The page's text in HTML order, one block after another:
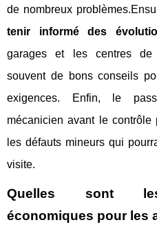
de nombreux
tenir informé des
garages et les centres de
souvent de bons conseils
exigences. Enfin, le
mécanicien avant le contrôle
les défauts mineurs qui
visite.
Quelles sont les
économiques pour les